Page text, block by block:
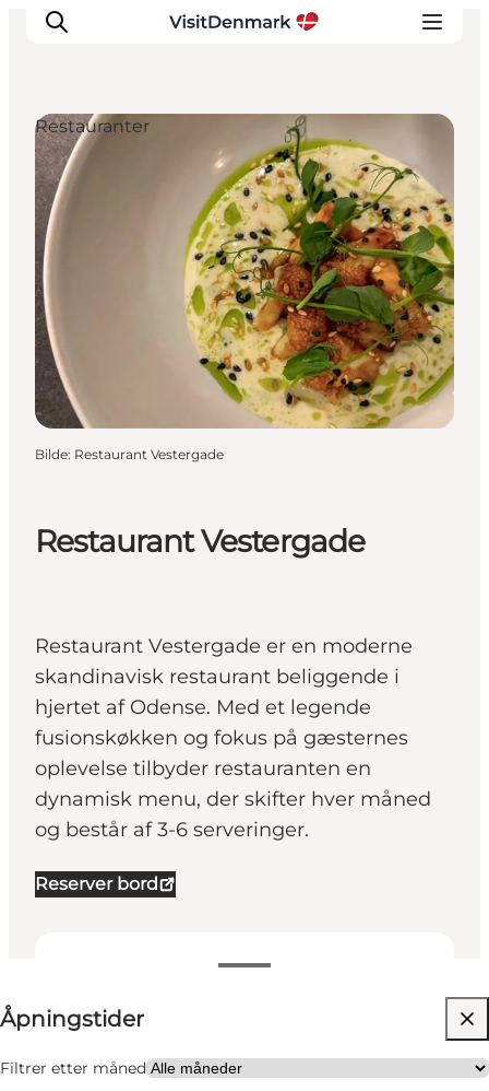
Inspirasjon
Reisemål
Aktiviteter
Planlegg reisen
Restaurant Vestergade
Restaurant Vestergade er en moderne
skandinavisk restaurant beliggende i
hjertet af Odense. Med et legende
fusionskøkken og fokus på gæsternes
oplevelse tilbyder restauranten en
dynamisk menu, der skifter hver måned
og består af 3-6 serveringer.
Reserver bord
Åpningstider
Filtrer etter måned
Besøk nettside
Min partner, Venner
Restauranter
Bilde: Restaurant Vestergade